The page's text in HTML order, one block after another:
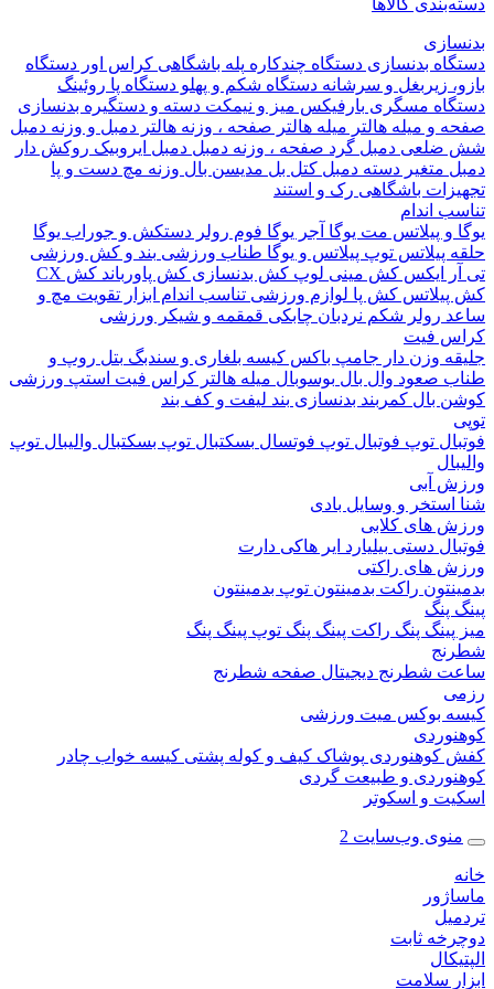
کالاها
بدنسازیدستگاه چندکارهپله باشگاهیکراس اوردستگاه
زیربغل و سرشانه دستگاه شکم و پهلودستگاه پاروئینگ
مسگریبارفیکسمیز و نیمکتدسته و دستگیره بدنسازی
و میله هالتر میله هالتر صفحه ، وزنه هالتر دمبل و وزنه دمبل
دمبل گرد صفحه ، وزنه دمبل دمبل ایروبیک روکش دار
متغیردسته دمبل کتل بلمدیسن بالوزنه مچ دست و پا
باشگاهیرک و استند
اندام
و پیلاتسمت یوگاآجر یوگا فوم رولر دستکش و جوراب یوگا
پیلاتستوپ پیلاتس و یوگاطناب ورزشی بند و کش ورزشی
ایکس کش مینی لوپ کش بدنسازیکش پاورباندکش CX
کش پالوازم ورزشی تناسب اندام ابزار تقویت مچ و
رولر شکم نردبان چابکیقمقمه و شیکر ورزشی
فیت
وزن دارجامپ باکسکیسه بلغاری و سندبگبتل روپ و
صعودوال بال بوسوبالمیله هالتر کراس فیت استپ ورزشی
بالکمربند بدنسازیبند لیفت و کف بند
توپ فوتبالتوپ فوتسالبسکتبالتوپ بسکتبالوالیبال توپ
آبی
و وسایل بادی
های کلابی
دستیبیلیاردایر هاکیدارت
های راکتی
راکت بدمینتونتوپ بدمینتون
پنگ
پنگراکت پینگ پنگتوپ پینگ پنگ
شطرنج دیجیتالصفحه شطرنج
بوکسمیت ورزشی
کوهنوردیپوشاککیف و کوله پشتیکیسه خوابچادر
و طبیعت گردی
و اسکوتر
وب‌سایت 2
ثابت
سلامت